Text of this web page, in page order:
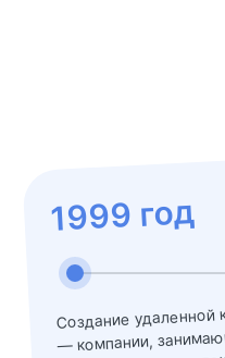
1999 год
Создание
— компании,